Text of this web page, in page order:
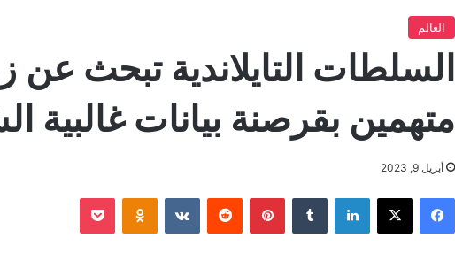
العالم
السلطات التايلاندية تبحث عن
متهمين بقرصنة بيانات غالبية
أبريل 9, 2023
فيسبوك لينكدإن بينتيريست